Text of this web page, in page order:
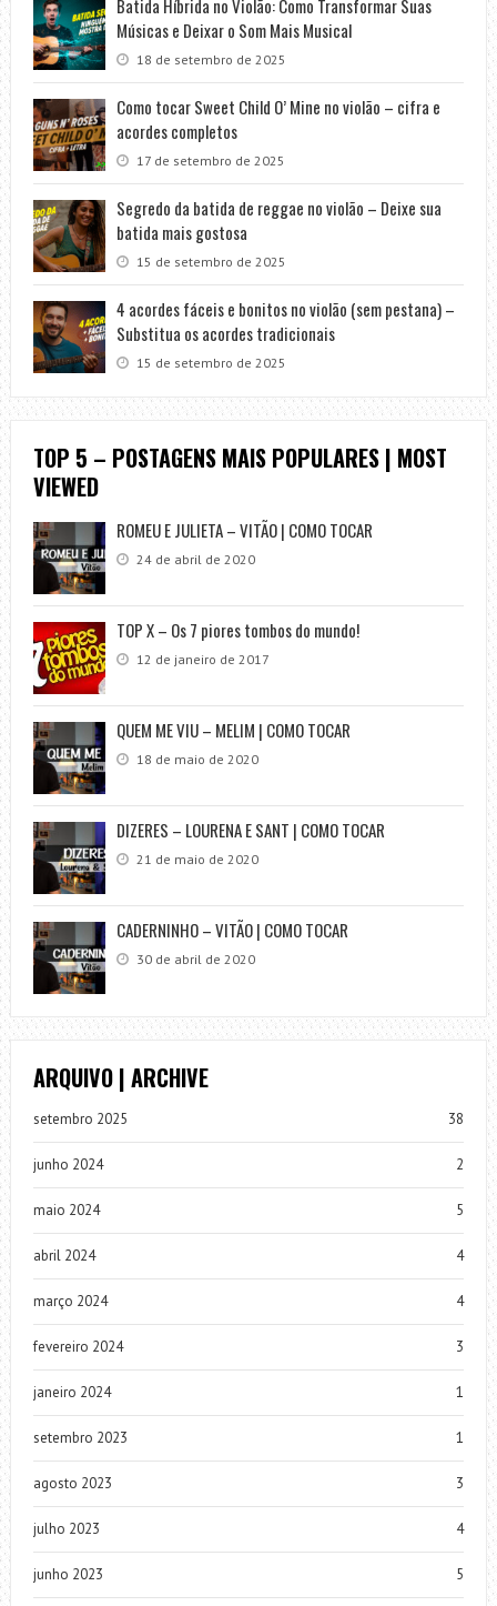
Batida Híbrida no Violão: Como Transformar Suas
Músicas e Deixar o Som Mais Musical
18 de setembro de 2025
Como tocar Sweet Child O’ Mine no violão – cifra e
acordes completos
17 de setembro de 2025
Segredo da batida de reggae no violão – Deixe sua
batida mais gostosa
15 de setembro de 2025
4 acordes fáceis e bonitos no violão (sem pestana) –
Substitua os acordes tradicionais
15 de setembro de 2025
TOP 5 – POSTAGENS MAIS POPULARES | MOST
VIEWED
ROMEU E JULIETA – VITÃO | COMO TOCAR
24 de abril de 2020
TOP X – Os 7 piores tombos do mundo!
12 de janeiro de 2017
QUEM ME VIU – MELIM | COMO TOCAR
18 de maio de 2020
DIZERES – LOURENA E SANT | COMO TOCAR
21 de maio de 2020
CADERNINHO – VITÃO | COMO TOCAR
30 de abril de 2020
ARQUIVO | ARCHIVE
setembro 2025 38
junho 2024 2
maio 2024 5
abril 2024 4
março 2024 4
fevereiro 2024 3
janeiro 2024 1
setembro 2023 1
agosto 2023 3
julho 2023 4
junho 2023 5